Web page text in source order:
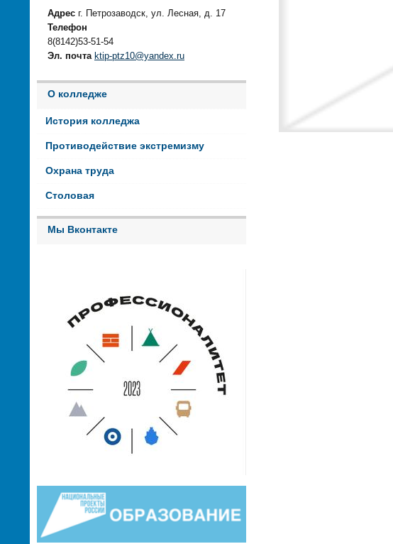
Адрес г. Петрозаводск, ул. Лесная, д. 17
Телефон
8(8142)53-51-54
Эл. почта ktip-ptz10@yandex.ru
О колледже
История колледжа
Противодействие экстремизму
Охрана труда
Столовая
Мы Вконтакте